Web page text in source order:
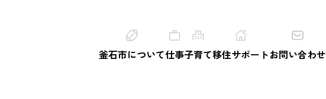
釜石市について仕事子育て移住サポートお問い合わせ